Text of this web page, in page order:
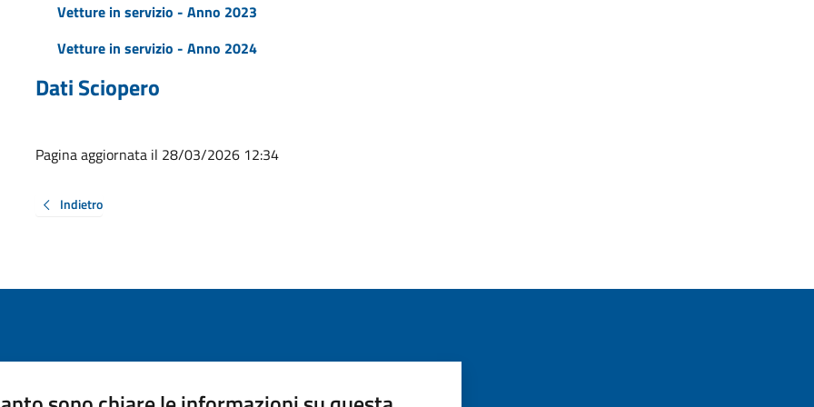
Vetture in servizio - Anno 2023
Vetture in servizio - Anno 2024
Dati Sciopero
Pagina aggiornata il 28/03/2026 12:34
Indietro